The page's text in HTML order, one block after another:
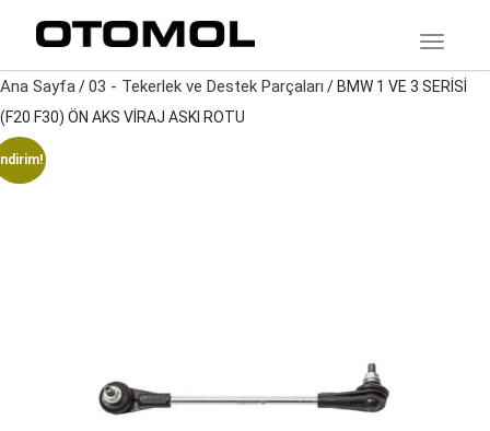
Ana Sayfa/03 - Tekerlek ve Destek Parçaları / BMW 1 VE 3 SERİSİ
(F20 F30) ÖN AKS VİRAJ ASKI ROTU